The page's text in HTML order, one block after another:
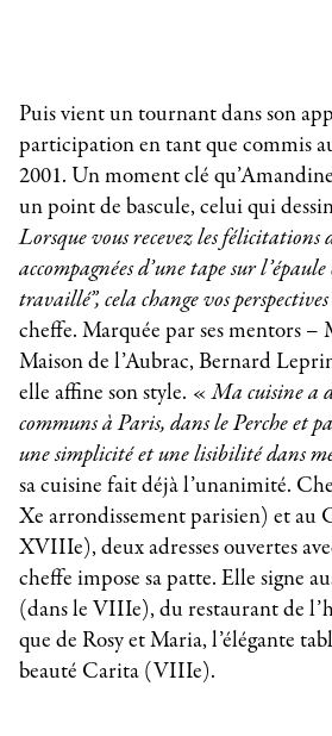
Puis vient un tournant dans son
participation en tant que commis
2001. Un moment clé
un point de bascule, celui qui
Lorsque vous recevez les félicitations
accompagnées d’une tape sur
travaillé”, cela change vos perspectives
cheffe. Marquée par ses mentors –
Maison de l’Aubrac, Bernard
elle affine son style. «Ma cuisine a
communs à Paris, dans le Perche et
une simplicité et une lisibilité dans
sa cuisine fait déjà l’unanimité.
Xe arrondissement parisien) et au
XVIIIe), deux adresses ouvertes
cheffe impose sa patte. Elle signe
(dans le VIIIe), du restaurant de
que de Rosy et Maria, l’élégante
beauté Carita (VIIIe).